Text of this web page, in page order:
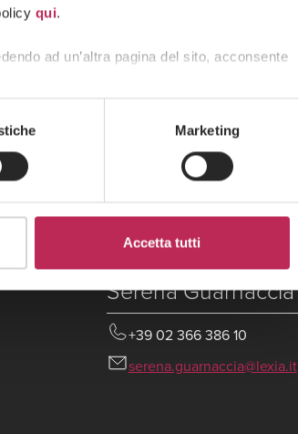
qui.
ad un’altra pagina del sito, acconsente
Marketing
Accetta tutti
Serena Guarnaccia
+39 02 366 386 10
serena.guarnaccia@lexia.it